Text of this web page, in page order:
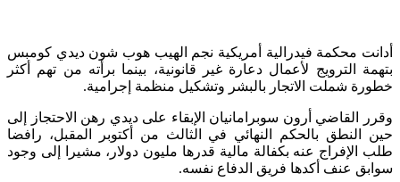
أدانت محكمة فيدرالية أمريكية نجم الهيب هوب شون ديدي كومبس
بتهمة الترويج لأعمال دعارة غير قانونية، بينما برأته من تهم أكثر
خطورة شملت الاتجار بالبشر وتشكيل منظمة إجرامية.
وقرر القاضي أرون سوبرامانيان الإبقاء على ديدي رهن الاحتجاز إلى
حين النطق بالحكم النهائي في الثالث من أكتوبر المقبل، رافضا
طلب الإفراج عنه بكفالة مالية قدرها مليون دولار، مشيرا إلى وجود
سوابق عنف أكدها فريق الدفاع نفسه.